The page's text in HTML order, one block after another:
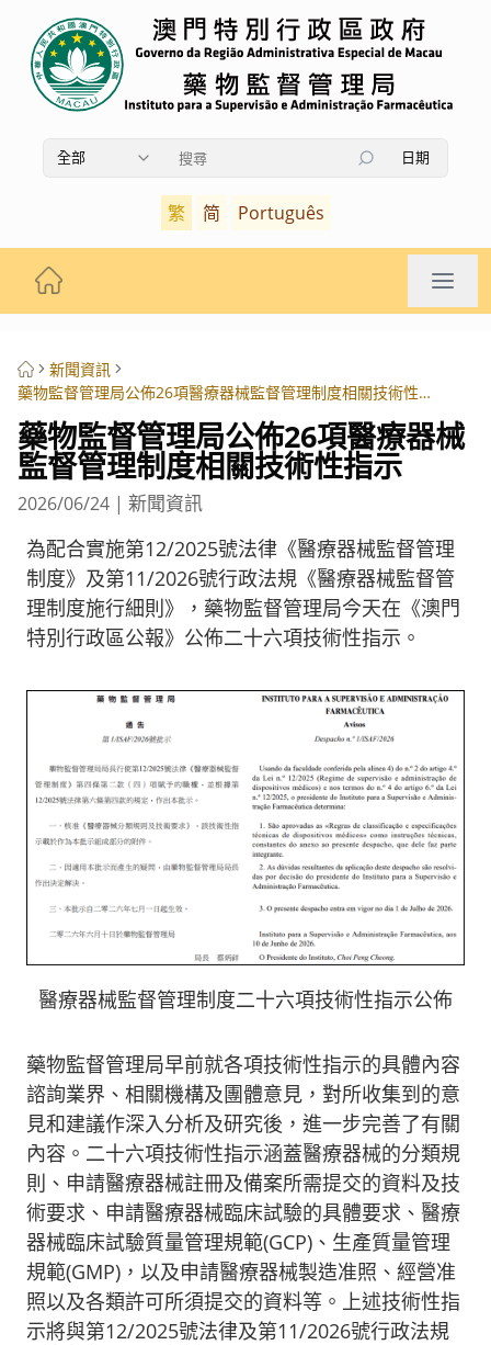
全部
日期
繁 简 Português
新聞資訊
藥物監督管理局公佈26項醫療器械監督管理制度相關技術性指示
藥物監督管理局公佈26項醫療器械
監督管理制度相關技術性指示
2026/06/24 | 新聞資訊
為配合實施第12/2025號法律《醫療器械監督管理
制度》及第11/2026號行政法規《醫療器械監督管
理制度施行細則》，藥物監督管理局今天在《澳門
特別行政區公報》公佈二十六項技術性指示。
醫療器械監督管理制度二十六項技術性指示公佈
藥物監督管理局早前就各項技術性指示的具體內容
諮詢業界、相關機構及團體意見，對所收集到的意
見和建議作深入分析及研究後，進一步完善了有關
內容。二十六項技術性指示涵蓋醫療器械的分類規
則、申請醫療器械註冊及備案所需提交的資料及技
術要求、申請醫療器械臨床試驗的具體要求、醫療
器械臨床試驗質量管理規範(GCP)、生產質量管理
規範(GMP)，以及申請醫療器械製造准照、經營准
照以及各類許可所須提交的資料等。上述技術性指
示將與第12/2025號法律及第11/2026號行政法規